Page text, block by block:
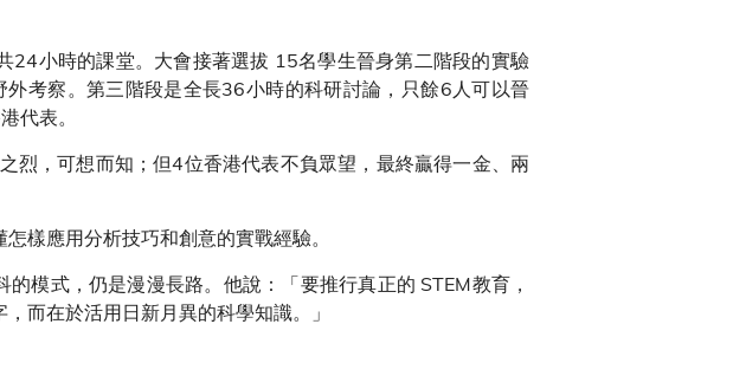
小時的課堂。大會接著選拔 15名學生晉身第二階段的實驗
考察。第三階段是全長36小時的科研討論，只餘6人可以晉
代表。
，可想而知；但4位香港代表不負眾望，最終贏得一金、兩
樣應用分析技巧和創意的實戰經驗。
模式，仍是漫漫長路。他說：「要推行真正的 STEM教育，
而在於活用日新月異的科學知識。」